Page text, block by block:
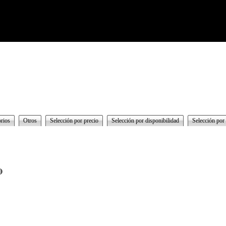
Otros Selección por precio Selección por disponibilidad Selección